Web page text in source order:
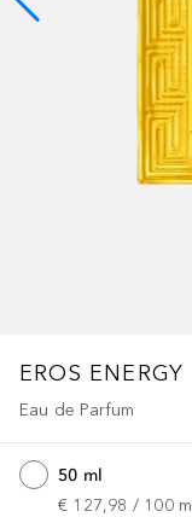
EROS ENERGY
Eau de Parfum
50 ml
€ 127,98 / 100 ml